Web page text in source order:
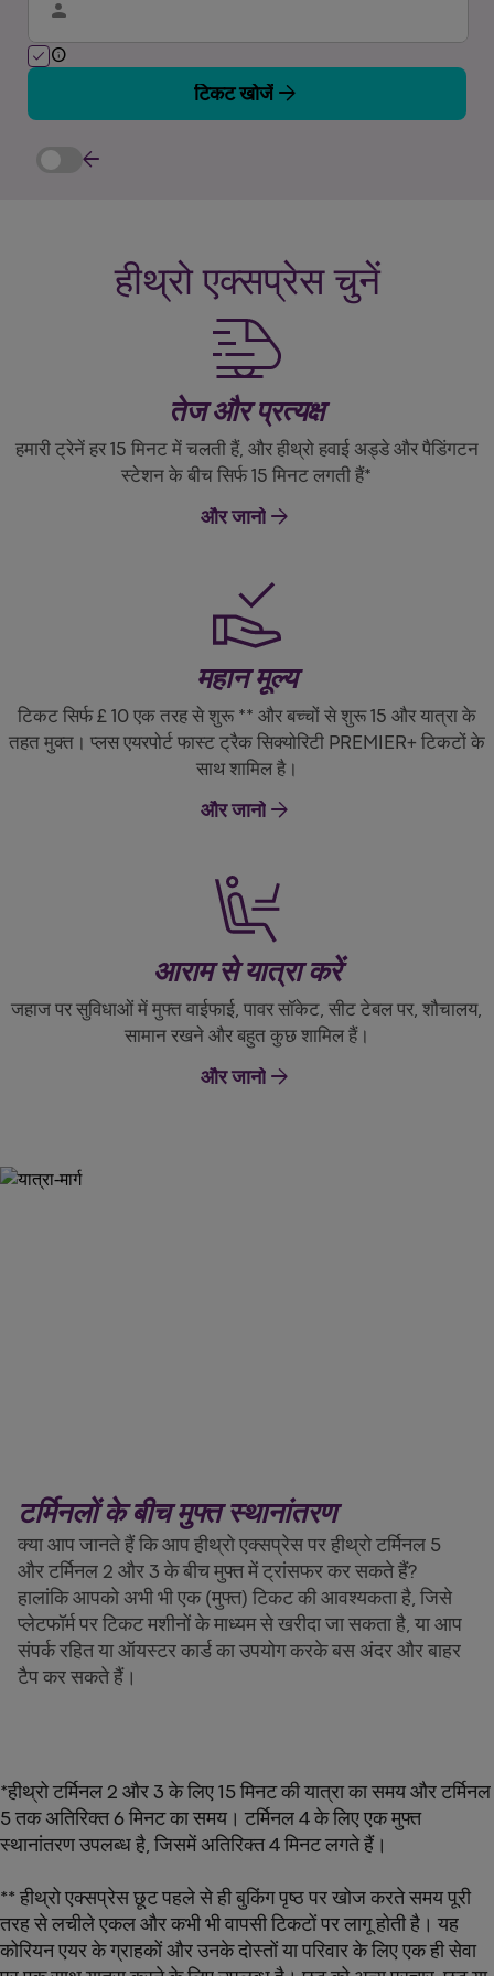
person
check info
टिकट खोजें arrow_forward
arrow_back
हीथ्रो एक्सप्रेस चुनें
तेज और प्रत्यक्ष
हमारी ट्रेनें हर 15 मिनट में चलती हैं, और हीथ्रो हवाई अड्डे और पैडिंगटन
स्टेशन के बीच सिर्फ 15 मिनट लगती हैं*
और जानो arrow_forward
महान मूल्य
टिकट सिर्फ £ 10 एक तरह से शुरू ** और बच्चों से शुरू 15 और यात्रा के
तहत मुक्त। प्लस एयरपोर्ट फास्ट ट्रैक सिक्योरिटी PREMIER+ टिकटों के
साथ शामिल है।
और जानो arrow_forward
आराम से यात्रा करें
जहाज पर सुविधाओं में मुफ्त वाईफाई, पावर सॉकेट, सीट टेबल पर, शौचालय,
सामान रखने और बहुत कुछ शामिल हैं।
और जानो arrow_forward
टर्मिनलों के बीच मुफ्त स्थानांतरण
क्या आप जानते हैं कि आप हीथ्रो एक्सप्रेस पर हीथ्रो टर्मिनल 5
और टर्मिनल 2 और 3 के बीच मुफ्त में ट्रांसफर कर सकते हैं?
हालांकि आपको अभी भी एक (मुफ्त) टिकट की आवश्यकता है, जिसे
प्लेटफॉर्म पर टिकट मशीनों के माध्यम से खरीदा जा सकता है, या आप
संपर्क रहित या ऑयस्टर कार्ड का उपयोग करके बस अंदर और बाहर
टैप कर सकते हैं।
*हीथ्रो टर्मिनल 2 और 3 के लिए 15 मिनट की यात्रा का समय और टर्मिनल
5 तक अतिरिक्त 6 मिनट का समय। टर्मिनल 4 के लिए एक मुफ्त
स्थानांतरण उपलब्ध है, जिसमें अतिरिक्त 4 मिनट लगते हैं।
** हीथ्रो एक्सप्रेस छूट पहले से ही बुकिंग पृष्ठ पर खोज करते समय पूरी
तरह से लचीले एकल और कभी भी वापसी टिकटों पर लागू होती है। यह
कोरियन एयर के ग्राहकों और उनके दोस्तों या परिवार के लिए एक ही सेवा